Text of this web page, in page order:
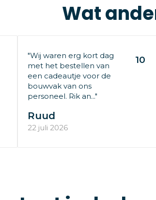
Wat
"Wij waren erg kort dag
met het bestellen van
een cadeautje voor de
bouwvak van ons
personeel. Rik an..."
10
Ruud
22 juli 2026